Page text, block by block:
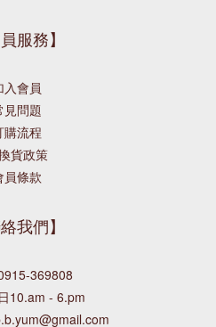
服務】
入會員
見問題
購流程
貨政策
員條款
我們】
369808
10.am - 6.pm